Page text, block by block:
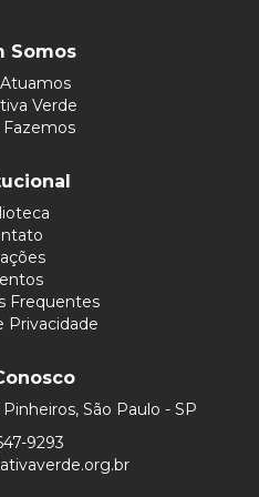
Somos
Verde
Fazemos
Frequentes
Privacidade
Pinheiros, São Paulo - SP
9293